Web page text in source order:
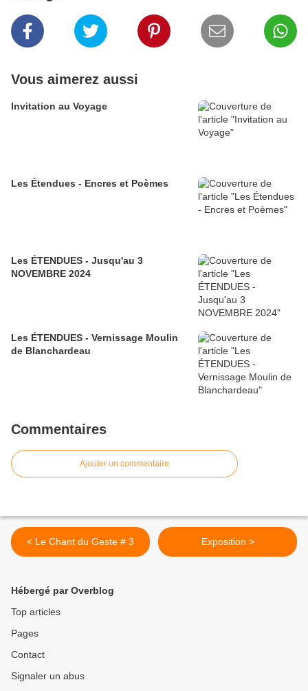
Vous aimerez aussi
Invitation au Voyage
Les Étendues - Encres et Poèmes
Les ÉTENDUES - Jusqu'au 3
NOVEMBRE 2024
Les ÉTENDUES - Vernissage Moulin
de Blanchardeau
Commentaires
Ajouter un commentaire
< Le Chant du Geste # 3 Exposition >
Hébergé par Overblog
Top articles
Pages
Contact
Signaler un abus